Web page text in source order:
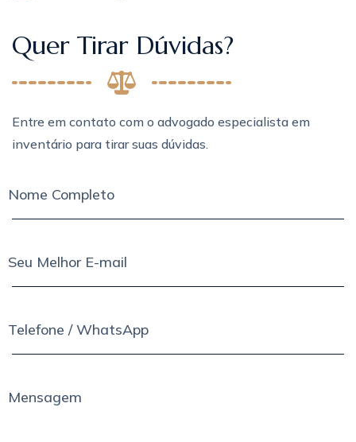
Quer Tirar Dúvidas?
Entre em contato com o advogado especialista em
inventário para tirar suas dúvidas.
Nome Completo
Seu Melhor E-mail
Telefone / WhatsApp
Mensagem